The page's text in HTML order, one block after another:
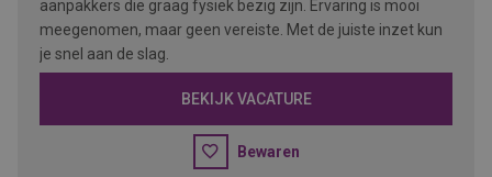
aanpakkers die graag fysiek bezig zijn. Ervaring is mooi
meegenomen, maar geen vereiste. Met de juiste inzet kun
je snel aan de slag.
BEKIJK VACATURE
Bewaren